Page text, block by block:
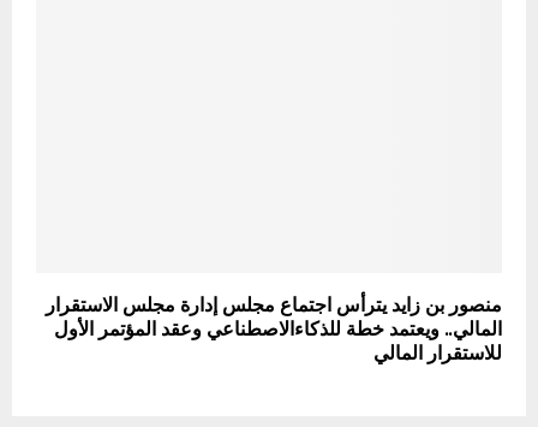
منصور بن زايد يترأس اجتماع مجلس إدارة مجلس الاستقرار
المالي.. ويعتمد خطة للذكاءالاصطناعي وعقد المؤتمر الأول
للاستقرار المالي